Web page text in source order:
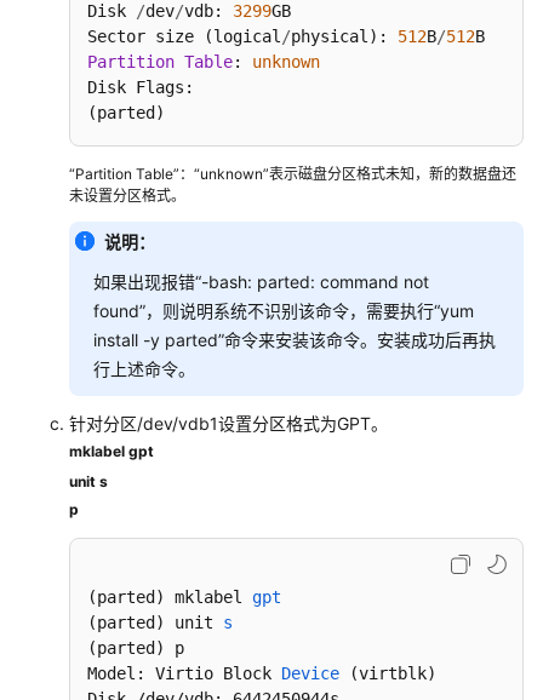
购
买
磁
盘
载
磁
盘
初
始
化
数
据
盘
初
始
化
Disk
/dev/vdb: 3299GB
Sector size (logical /physical): 512B/512
Partition Table: unknown
Disk Flags:
(parted)
“Partition Table”：“unknown”表示磁盘分区格式未知，新的数据盘还
未设置分区格式。
说明：
如果出现报错“-bash: parted: command not
found”，则说明系统不识别该命令，需要执行“yum
install -y parted”命令来安装该命令。安装成功后再执
行上述命令。
针对分区/dev/vdb1设置分区格式为GPT。
mklabel gpt
unit s
p
(parted) mklabel gpt
(parted)
unit s
(parted)
p
Model: Virtio Block Device
(virtblk)